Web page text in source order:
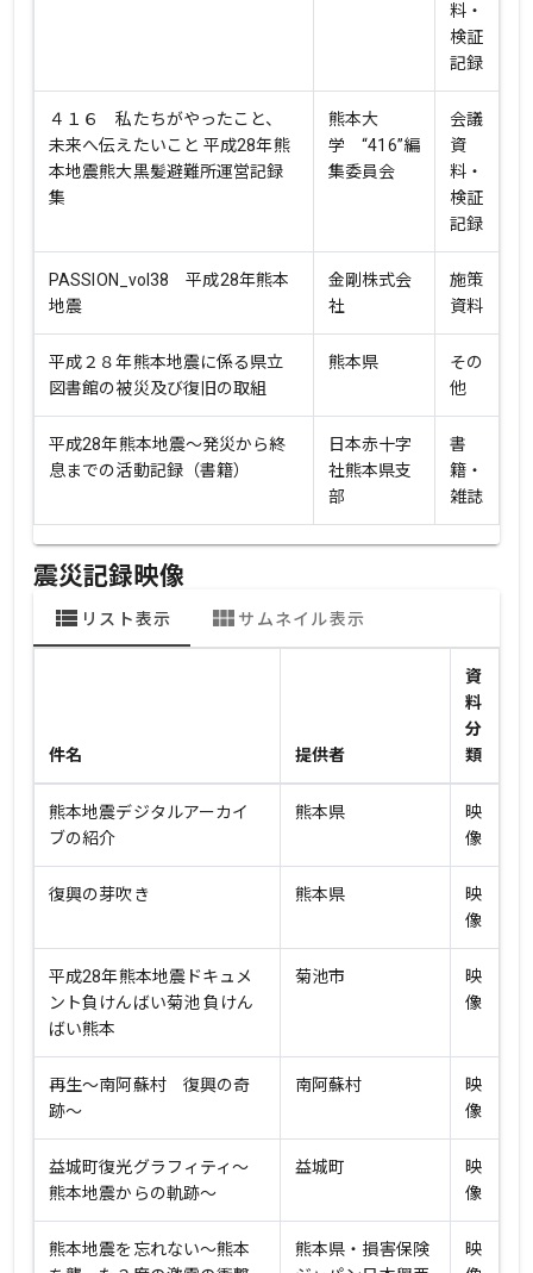
料・
検証
記録
４１６ 私たちがやったこと、
未来へ伝えたいこと 平成28年熊
本地震熊大黒髪避難所運営記録
集
熊本大
学 “416”編
集委員会
会議
資
料・
検証
記録
PASSION_vol38 平成28年熊本
地震
金剛株式会
社
施策
資料
平成２８年熊本地震に係る県立
図書館の被災及び復旧の取組
熊本県
その
他
平成28年熊本地震～発災から終
息までの活動記録（書籍）
日本赤十字
社熊本県支
部
書
籍・
雑誌
震災記録映像
view_list リスト表示 view_module サムネイル表示
件名 提供者
資
料
分
類
熊本地震デジタルアーカイ
ブの紹介
熊本県
映
像
復興の芽吹き 熊本県
映
像
平成28年熊本地震ドキュメ
ント負けんばい菊池 負けん
ばい熊本
菊池市
映
像
再生～南阿蘇村 復興の奇
跡～
南阿蘇村
映
像
益城町復光グラフィティ～
熊本地震からの軌跡～
益城町
映
像
熊本地震を忘れない～熊本
熊本県・損害保険
映